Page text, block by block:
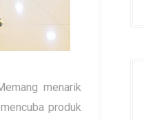
menarik
produk